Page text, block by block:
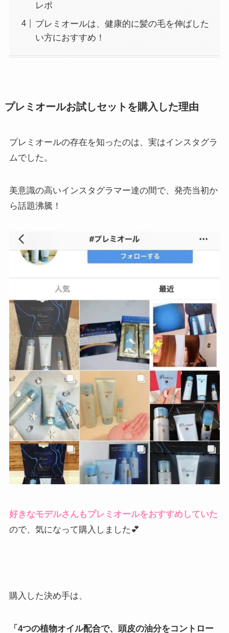
レポ
プレミオールは、健康的に髪の毛を伸ばした
い方におすすめ！
プレミオールお試しセットを購入した理由
プレミオールの存在を知ったのは、実はインスタグラ
ムでした。
美意識の高いインスタグラマー達の間で、発売当初か
ら話題沸騰！
好きなモデルさんもプレミオールをおすすめしていた
ので、気になって購入しました💕
購入した決め手は、
「4つの植物オイル配合で、頭皮の油分をコントロー